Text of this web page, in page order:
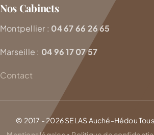
Nos Cabinets
Montpellier : 04 67 66 26 65
Marseille : 04 96 17 07 57
Contact
© 2017 - 2026 SELAS Auché-Hédou